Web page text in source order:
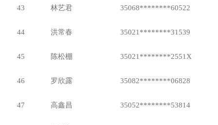
43 林艺君 35068********60522
44 洪常春 35021********31539
45 陈松棚 35021********2551X
46 罗欣露 35082********06828
47 高鑫昌 35052********53814